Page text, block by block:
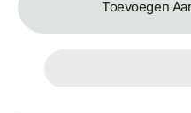
zwart
Toevoegen